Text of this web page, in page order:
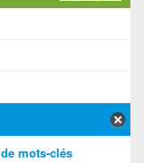
mots-clés